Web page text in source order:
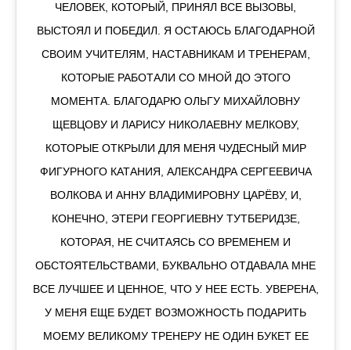
ЧЕЛОВЕК, КОТОРЫЙ, ПРИНЯЛ ВСЕ ВЫЗОВЫ,
ВЫСТОЯЛ И ПОБЕДИЛ. Я ОСТАЮСЬ БЛАГОДАРНОЙ
СВОИМ УЧИТЕЛЯМ, НАСТАВНИКАМ И ТРЕНЕРАМ,
КОТОРЫЕ РАБОТАЛИ СО МНОЙ ДО ЭТОГО
МОМЕНТА. БЛАГОДАРЮ ОЛЬГУ МИХАЙЛОВНУ
ЩЕВЦОВУ И ЛАРИСУ НИКОЛАЕВНУ МЕЛКОВУ,
КОТОРЫЕ ОТКРЫЛИ ДЛЯ МЕНЯ ЧУДЕСНЫЙ МИР
ФИГУРНОГО КАТАНИЯ, АЛЕКСАНДРА СЕРГЕЕВИЧА
ВОЛКОВА И АННУ ВЛАДИМИРОВНУ ЦАРЁВУ, И,
КОНЕЧНО, ЭТЕРИ ГЕОРГИЕВНУ ТУТБЕРИДЗЕ,
КОТОРАЯ, НЕ СЧИТАЯСЬ СО ВРЕМЕНЕМ И
ОБСТОЯТЕЛЬСТВАМИ, БУКВАЛЬНО ОТДАВАЛА МНЕ
ВСЕ ЛУЧШЕЕ И ЦЕННОЕ, ЧТО У НЕЕ ЕСТЬ. УВЕРЕНА,
У МЕНЯ ЕЩЕ БУДЕТ ВОЗМОЖНОСТЬ ПОДАРИТЬ
МОЕМУ ВЕЛИКОМУ ТРЕНЕРУ НЕ ОДИН БУКЕТ ЕЕ